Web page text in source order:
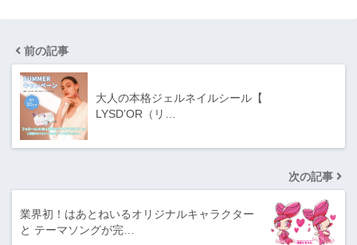
前の記事
⼤⼈の本格ジェルネイルシール【
LYSD’OR（リ…
次の記事
業界初！はあとねいるオリジナルキャラクター
と テーマソングが完…